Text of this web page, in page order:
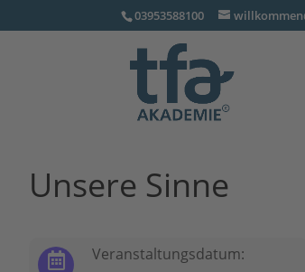
03953588100
Unsere Sinne
Veranstaltungsdatum: